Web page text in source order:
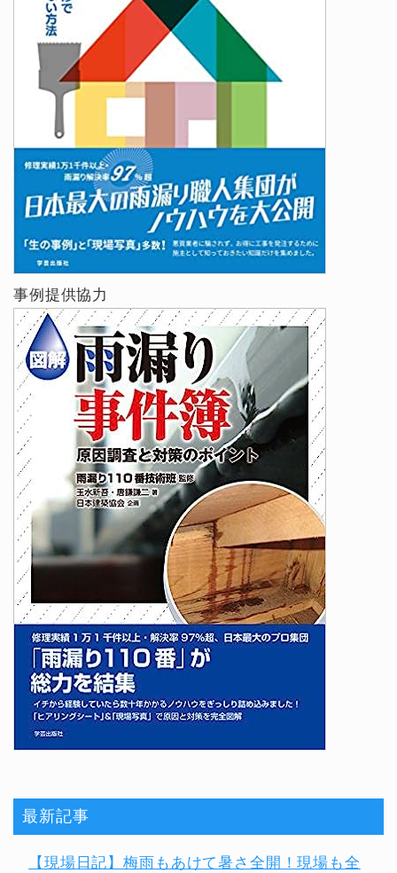
事例提供協力
最新記事
【現場日記】梅雨もあけて暑さ全開！現場も全